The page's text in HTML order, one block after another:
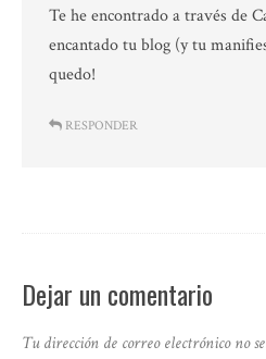
Te he encontrado a través de
encantado tu blog (y tu
quedo!
RESPONDER
Dejar un comentario
Tu dirección de correo electrónico no